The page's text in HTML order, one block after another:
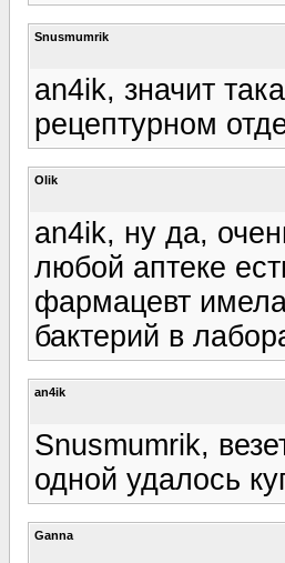
Snusmumrik
an4ik, значит
рецептурном
Olik
an4ik, ну да,
любой аптеке
фармацевт
бактерий в
an4ik
Snusmumrik,
одной удалось
Ganna